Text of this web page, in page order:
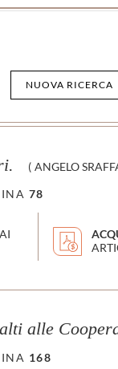
NUOVA RICERCA
( ANGELO
78
alle
168